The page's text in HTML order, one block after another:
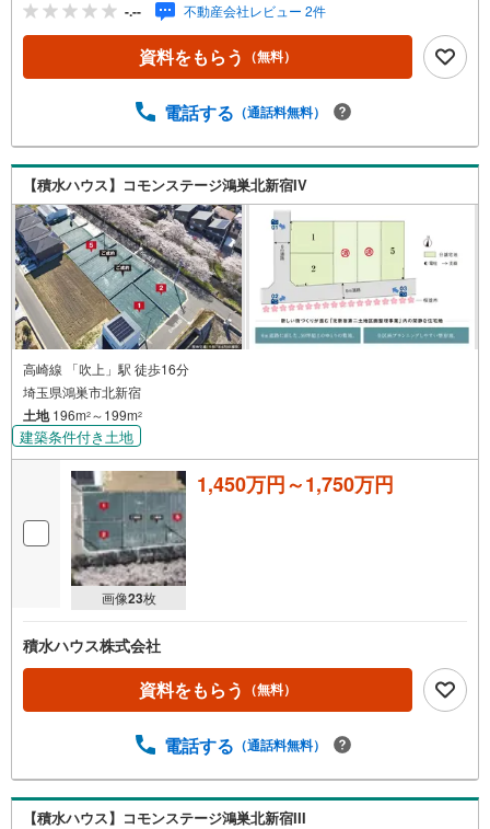
-.-- 不動産会社レビュー 2件
資料をもらう （無料）
電話する （通話料無料）
【積水ハウス】コモンステージ鴻巣北新宿IV
高崎線 「吹上」駅 徒歩16分
埼玉県鴻巣市北新宿
土地196m2 ～199m2
建築条件付き土地
画像23枚
1,450万円～1,750万円
積水ハウス株式会社
資料をもらう （無料）
電話する （通話料無料）
【積水ハウス】コモンステージ鴻巣北新宿III